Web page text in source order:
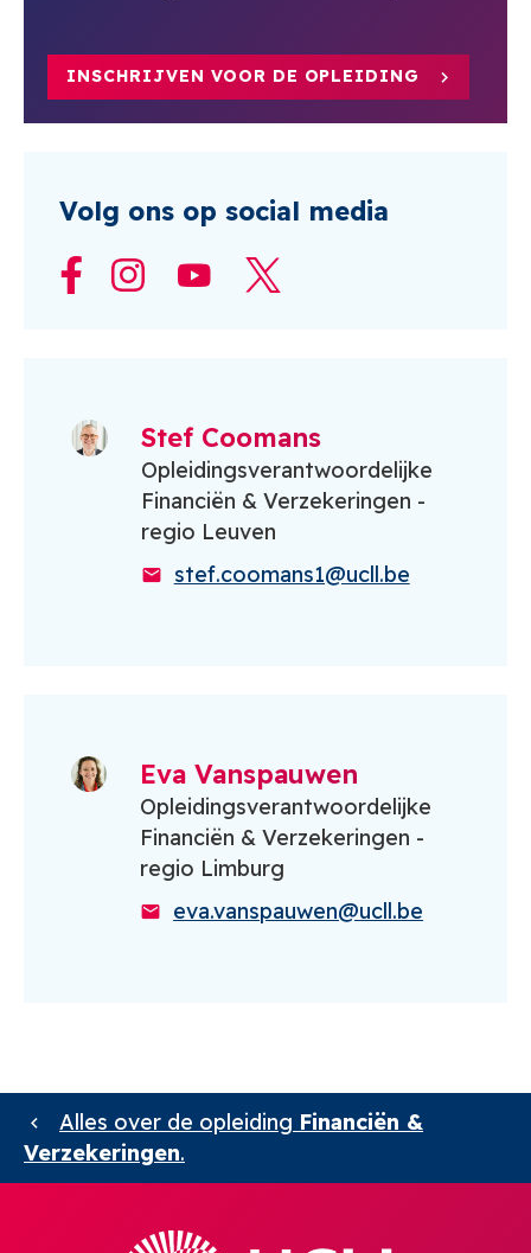
INSCHRIJVEN VOOR DE OPLEIDING
Volg ons op social media
Stef Coomans
Opleidingsverantwoordelijke
Financiën & Verzekeringen -
regio Leuven
stef.coomans1@ucll.be
Eva Vanspauwen
Opleidingsverantwoordelijke
Financiën & Verzekeringen -
regio Limburg
eva.vanspauwen@ucll.be
Alles over de opleiding Financiën &
Verzekeringen.